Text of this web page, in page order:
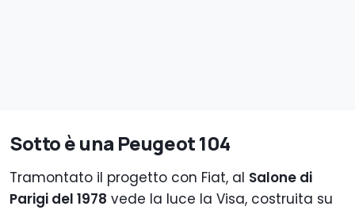
Sotto è una Peugeot 104
Tramontato il progetto con Fiat, al Salone di
Parigi del 1978 vede la luce la Visa, costruita su